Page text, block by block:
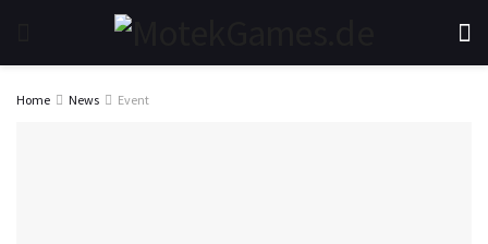
Home News Event